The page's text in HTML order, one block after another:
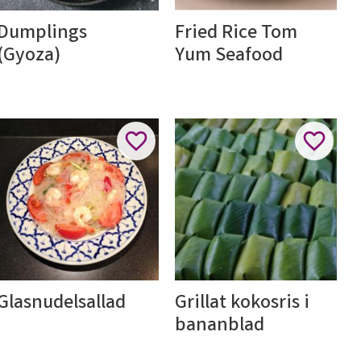
Fried Rice Tom
Yum Seafood
i favoriter Lägg till i favoriter
Grillat kokosris i
bananblad
Lägg